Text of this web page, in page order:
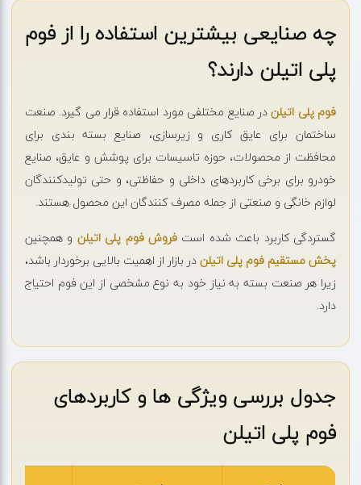
چه صنایعی بیشترین استفاده را از فوم
پلی اتیلن دارند؟
فوم پلی اتیلندر صنایع مختلفی مورد استفاده قرار می گیرد. صنعت
ساختمان برای عایق کاری و زیرسازی، صنایع بسته بندی برای
محافظت از محصولات، حوزه تاسیسات برای پوشش و عایق، صنایع
خودرو برای برخی کاربردهای داخلی و حفاظتی، و حتی تولیدکنندگان
لوازم خانگی و صنعتی از جمله مصرف کنندگان این محصول هستند.
گستردگی کاربرد باعث شده است فروش فوم پلی اتیلن و همچنین
پخش مستقیم فوم پلی اتیلندر بازار از اهمیت بالایی برخوردار باشد،
زیرا هر صنعت بسته به نیاز خود به نوع مشخصی از این فوم احتیاج
دارد.
جدول بررسی ویژگی ها و کاربردهای
فوم پلی اتیلن